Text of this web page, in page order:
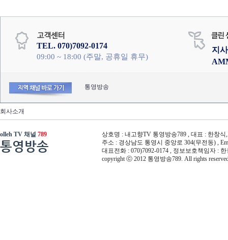
TEL. 070)7092-0174
09:00 ~ 18:00 (주말, 공휴일 휴무)
지
통영방송
회사소개
olleh TV 채널 789
통영방송
상호명 : 내고향TV 통영방송789 , 대표 : 한창식
주소 : 경상남도 통영시 중앙로 304(무전동) ,
대표전화 : 070)7092-0174 , 정보보호책임자 :
copyright ⓒ 2012 통영방송789. All rights